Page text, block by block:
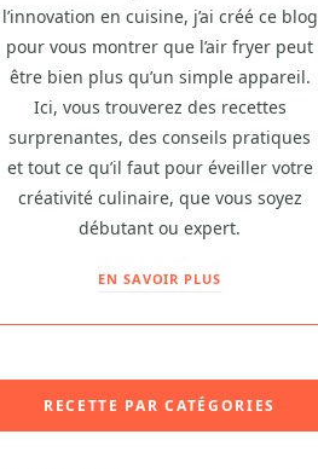
l’innovation en cuisine, j’ai créé ce blog
pour vous montrer que l’air fryer peut
être bien plus qu’un simple appareil.
Ici, vous trouverez des recettes
surprenantes, des conseils pratiques
et tout ce qu’il faut pour éveiller votre
créativité culinaire, que vous soyez
débutant ou expert.
EN SAVOIR PLUS
RECETTE PAR CATÉGORIES